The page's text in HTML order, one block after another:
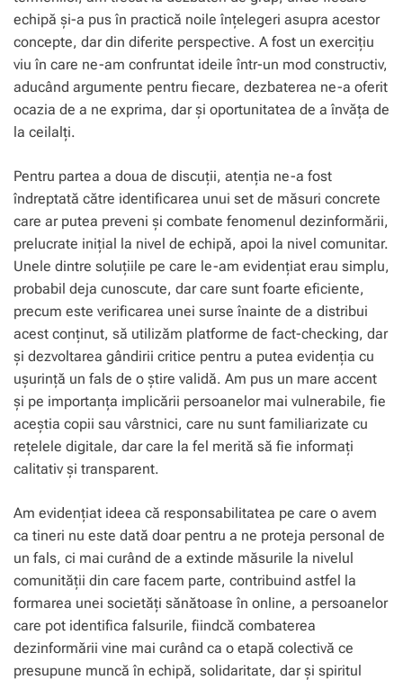
echipă și-a pus în practică noile înțelegeri asupra acestor
concepte, dar din diferite perspective. A fost un exercițiu
viu în care ne-am confruntat ideile într-un mod constructiv,
aducând argumente pentru fiecare, dezbaterea ne-a oferit
ocazia de a ne exprima, dar și oportunitatea de a învăța de
la ceilalți.
Pentru partea a doua de discuții, atenția ne-a fost
îndreptată către identificarea unui set de măsuri concrete
care ar putea preveni și combate fenomenul dezinformării,
prelucrate inițial la nivel de echipă, apoi la nivel comunitar.
Unele dintre soluțiile pe care le-am evidențiat erau simplu,
probabil deja cunoscute, dar care sunt foarte eficiente,
precum este verificarea unei surse înainte de a distribui
acest conținut, să utilizăm platforme de fact-checking, dar
și dezvoltarea gândirii critice pentru a putea evidenția cu
ușurință un fals de o știre validă. Am pus un mare accent
și pe importanța implicării persoanelor mai vulnerabile, fie
aceștia copii sau vârstnici, care nu sunt familiarizate cu
rețelele digitale, dar care la fel merită să fie informați
calitativ și transparent.
Am evidențiat ideea că responsabilitatea pe care o avem
ca tineri nu este dată doar pentru a ne proteja personal de
un fals, ci mai curând de a extinde măsurile la nivelul
comunității din care facem parte, contribuind astfel la
formarea unei societăți sănătoase în online, a persoanelor
care pot identifica falsurile, fiindcă combaterea
dezinformării vine mai curând ca o etapă colectivă ce
presupune muncă în echipă, solidaritate, dar și spiritul